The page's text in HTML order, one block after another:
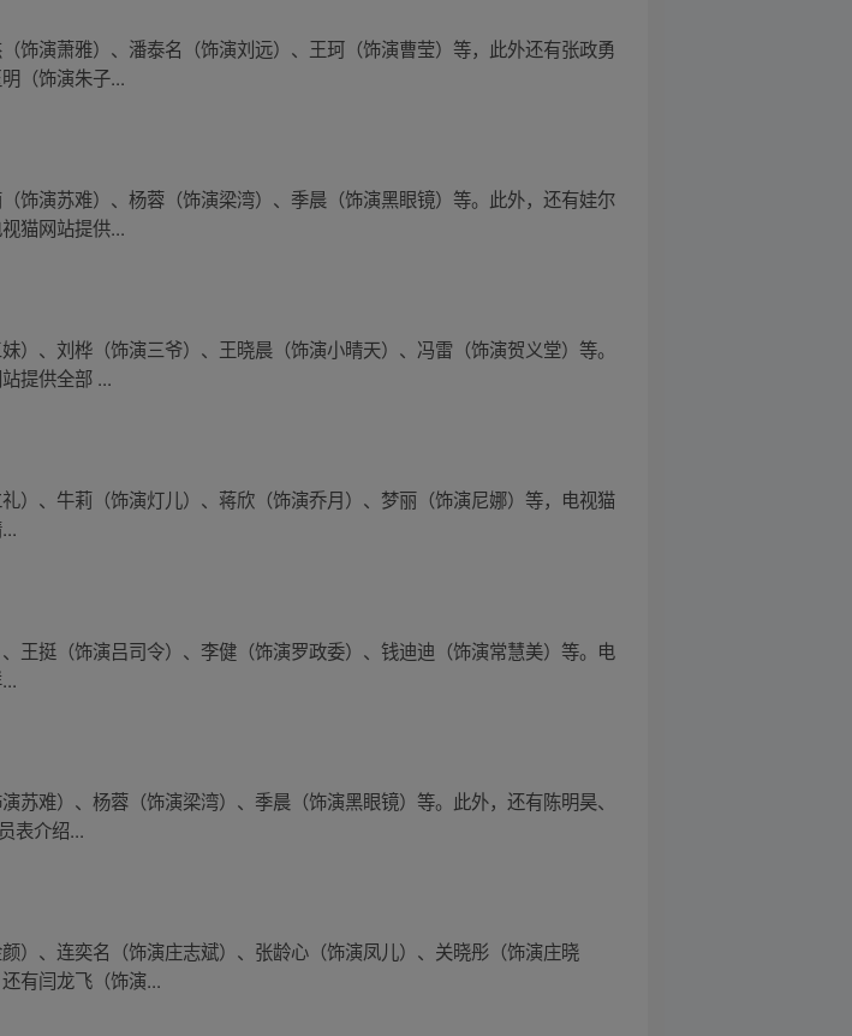
饰演萧雅）、潘泰名（饰演刘远）、王珂（饰演曹莹）等，此外还有张政勇
（饰演朱子...
饰演苏难）、杨蓉（饰演梁湾）、季晨（饰演黑眼镜）等。此外，还有娃尔
猫网站提供...
）、刘桦（饰演三爷）、王晓晨（饰演小晴天）、冯雷（饰演贺义堂）等。
提供全部 ...
）、牛莉（饰演灯儿）、蒋欣（饰演乔月）、梦丽（饰演尼娜）等，电视猫
王挺（饰演吕司令）、李健（饰演罗政委）、钱迪迪（饰演常慧美）等。电
苏难）、杨蓉（饰演梁湾）、季晨（饰演黑眼镜）等。此外，还有陈明昊、
表介绍...
）、连奕名（饰演庄志斌）、张龄心（饰演凤儿）、关晓彤（饰演庄晓
有闫龙飞（饰演...